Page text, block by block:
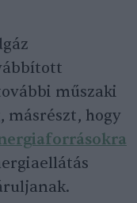
műszaki
hogy